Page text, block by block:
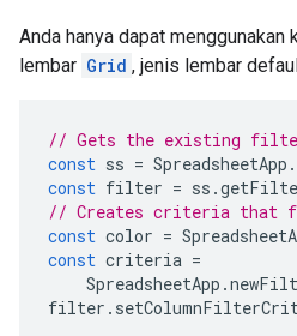
Anda hanya dapat
lembar Grid , jenis lembar
// Gets the existing
const ss = SpreadsheetApp .
const filter = ss .
// Creates criteria that
const color =
const criteria =
SpreadsheetApp .
filter .